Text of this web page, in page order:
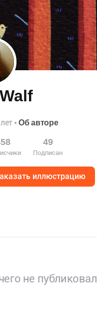
Об авторе
49
Подписан
иллюстрацию
не публиковал